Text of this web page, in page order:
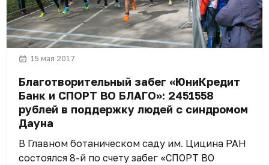
15 мая 2017
Благотворительный забег «ЮниКредит
Банк и СПОРТ ВО БЛАГО»: 2451558
рублей в поддержку людей с синдромом
Дауна
В Главном ботаническом саду им. Цицина РАН
состоялся 8-й по счету забег «СПОРТ ВО